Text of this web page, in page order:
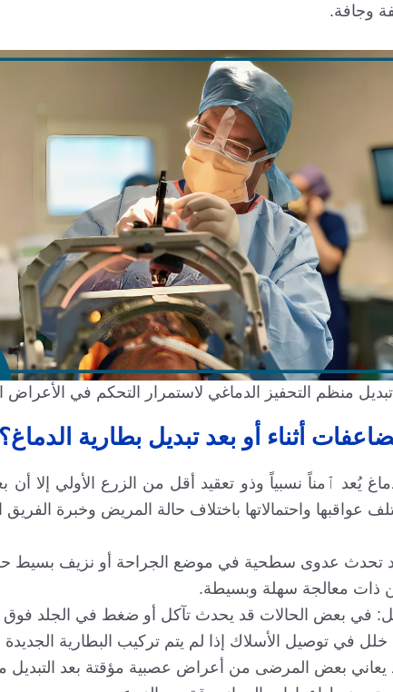
وجافة.
تبديل منظم التحفيز الدماغي لاستمرار التحكم في الأعراض
أثناء أو بعد تبديل بطارية الدماغ؟
يُعد ٱمناً نسبياً وذو تعقيد أقل من الزرع الأولي إلا
عواقبها واحتمالاتها باختلاف حالة المريض وخبرة
تحدث عدوى سطحية في موضع الجراحة أو نزيف بسيط
ذات معالجة سهلة وبسيطة.
في بعض الحالات قد يحدث تآكل أو ضغط في الجلد
في توصيل الأسلاك إذا لم يتم تركيب البطارية الجديدة
يعاني بعض المرضى من أعراض عصبية مؤقتة بعد